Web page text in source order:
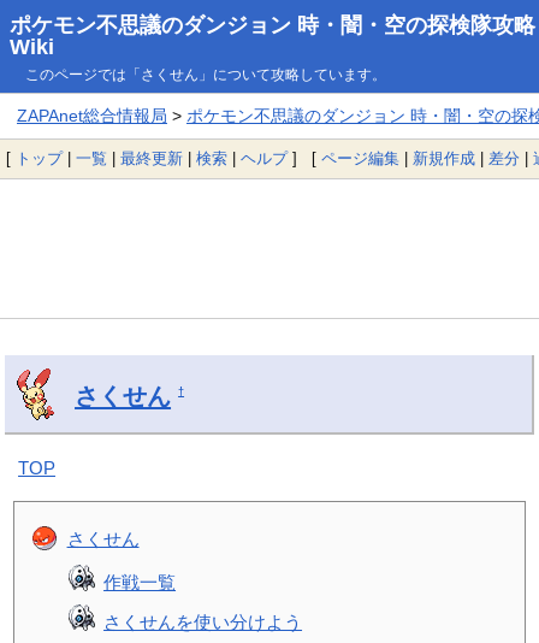
ポケモン不思議のダンジョン 時・闇・空の探検隊攻略
Wiki
このページでは「さくせん」について攻略しています。
ZAPAnet総合情報局 > ポケモン不思議のダンジョン 時・闇・空の探
[ トップ| 一覧 | 最終更新 | 検索 | ヘルプ] [ ページ編集 | 新規作成 | 差分 |
さくせん †
TOP
さくせん
作戦一覧
さくせんを使い分けよう